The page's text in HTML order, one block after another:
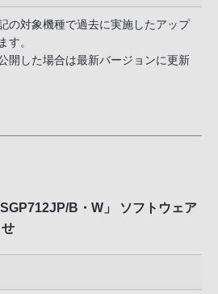
の対象機種で過去に実施したアップ
す。
開した場合は最新バージョンに更新
B・W」 ソフトウェア